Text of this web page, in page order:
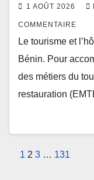
1 AOÛT 2026
COMMENTAIRE
Le tourisme et
Bénin. Pour
des métiers du
restauration
Pagination
1 2 3 … 131